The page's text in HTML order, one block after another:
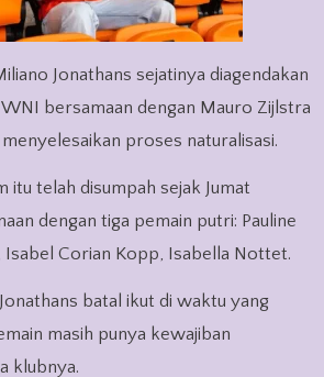
Jonathans sejatinya diagendakan
bersamaan dengan Mauro Zijlstra
proses naturalisasi.
itu telah disumpah sejak Jumat
dengan tiga pemain putri: Pauline
Isabel Corian Kopp, Isabella Nottet.
batal ikut di waktu yang
masih punya kewajiban
klubnya.